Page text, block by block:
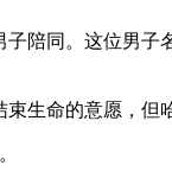
陪同。这位男子
生命的意愿，但